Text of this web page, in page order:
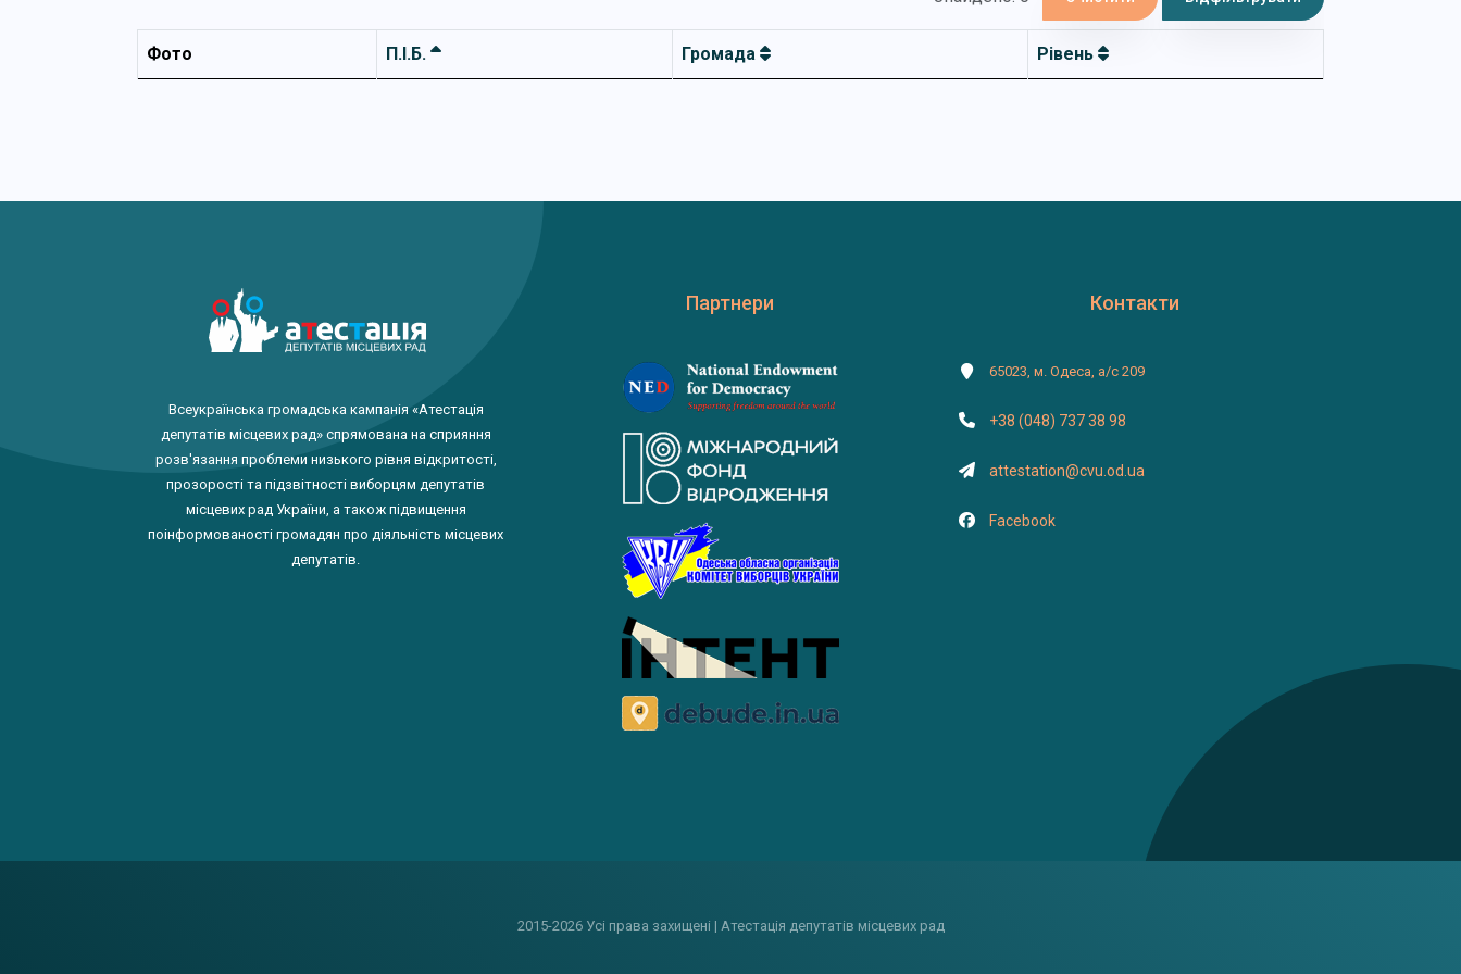
Фото П.І.Б. Громада Рівень
Всеукраїнська громадська кампанія «Атестація
депутатів місцевих рад» спрямована на сприяння
розв'язання проблеми низького рівня відкритості,
прозорості та підзвітності виборцям депутатів
місцевих рад України, а також підвищення
поінформованості громадян про діяльність місцевих
депутатів.
Партнери Контакти
65023, м. Одеса, а/с 209
+38 (048) 737 38 98
attestation@cvu.od.ua
Facebook
2015-2026 Усі права захищені | Атестація депутатів місцевих рад